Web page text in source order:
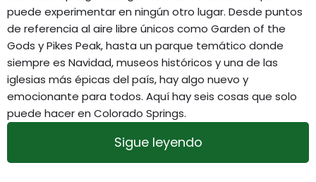
puede experimentar en ningún otro lugar. Desde puntos
de referencia al aire libre únicos como Garden of the
Gods y Pikes Peak, hasta un parque temático donde
siempre es Navidad, museos históricos y una de las
iglesias más épicas del país, hay algo nuevo y
emocionante para todos. Aquí hay seis cosas que solo
puede hacer en Colorado Springs.
Sigue leyendo